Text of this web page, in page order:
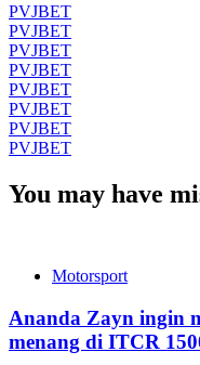
PVJBET
PVJBET
PVJBET
PVJBET
PVJBET
PVJBET
PVJBET
PVJBET
You may have
Motorsport
Ananda Zayn ingin
menang di ITCR